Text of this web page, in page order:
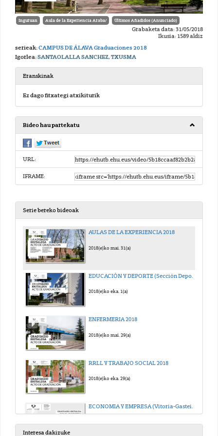
Inguruan Aula de la Experiencia Araba/ Últimos Añadidos (Anunciado)
Grabaketa data: 31/05/2018
Ikusia: 1589 aldiz
serieak:CAMPUS DE ÁLAVA Graduaciones 2018
Igorlea:SANTAOLALLA SANCHEZ, TXUSMA
Eranskinak
Ez dago fitxategi atxikiturik
Bideo hau partekatu
URL:
IFRAME:
Serie bereko bideoak
AULAS DE LA EXPERIENCIA 2018
2018(e)ko mai. 31(a)
2018(e)ko eka. 1(a)
ENFERMERIA 2018
2018(e)ko mai. 29(a)
RRLL Y TRABAJO SOCIAL 2018
2018(e)ko eka. 29(a)
ECONOMIA Y EMPRESA (Vitoria-Gasteiz) 2018
Interesa dakizuke